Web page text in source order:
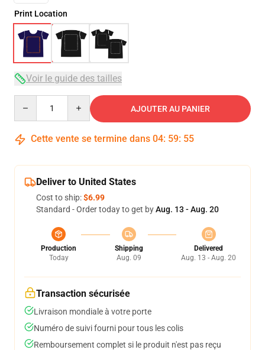
Print Location
Voir le guide des tailles
AJOUTER AU PANIER
Cette vente se termine dans 04: 59: 54
Deliver to United States
Cost to ship:$6.99
Standard - Order today to get byAug. 13 - Aug. 20
Production
Today
Shipping
Aug. 09
Delivered
Aug. 13 - Aug. 20
Transaction sécurisée
Livraison mondiale à votre porte
Numéro de suivi fourni pour tous les colis
Remboursement complet si le produit n'est pas reçu